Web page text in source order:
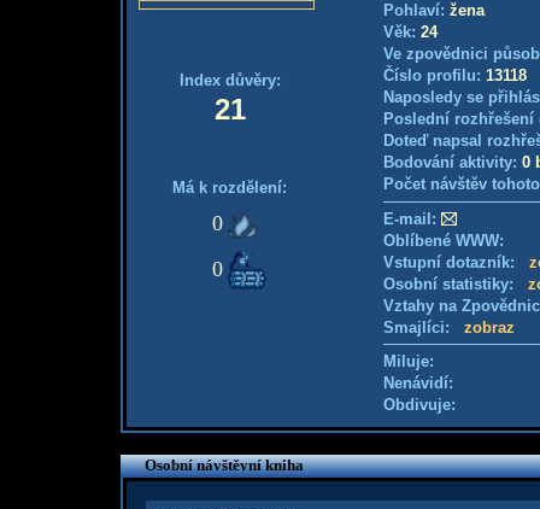
Index důvěry:
21
Má k rozdělení:
0
0
Pohlaví: žena
Věk: 24
Ve zpovědnici
Číslo profilu: 13118
Naposledy se
Poslední
Doteď napsal
Bodování aktivity: 0
Počet návštěv
E-mail:
Oblíbené WWW:
Vstupní dotazník:
Osobní statistiky:
Vztahy na
Smajlíci: zobraz
Miluje:
Nenávidí:
Obdivuje:
Osobní návštěvní kniha